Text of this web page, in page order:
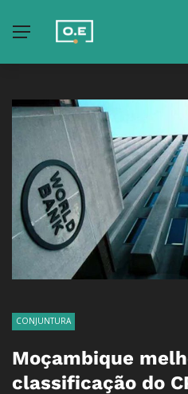
CONJUNTURA
Moçambique
classificação do